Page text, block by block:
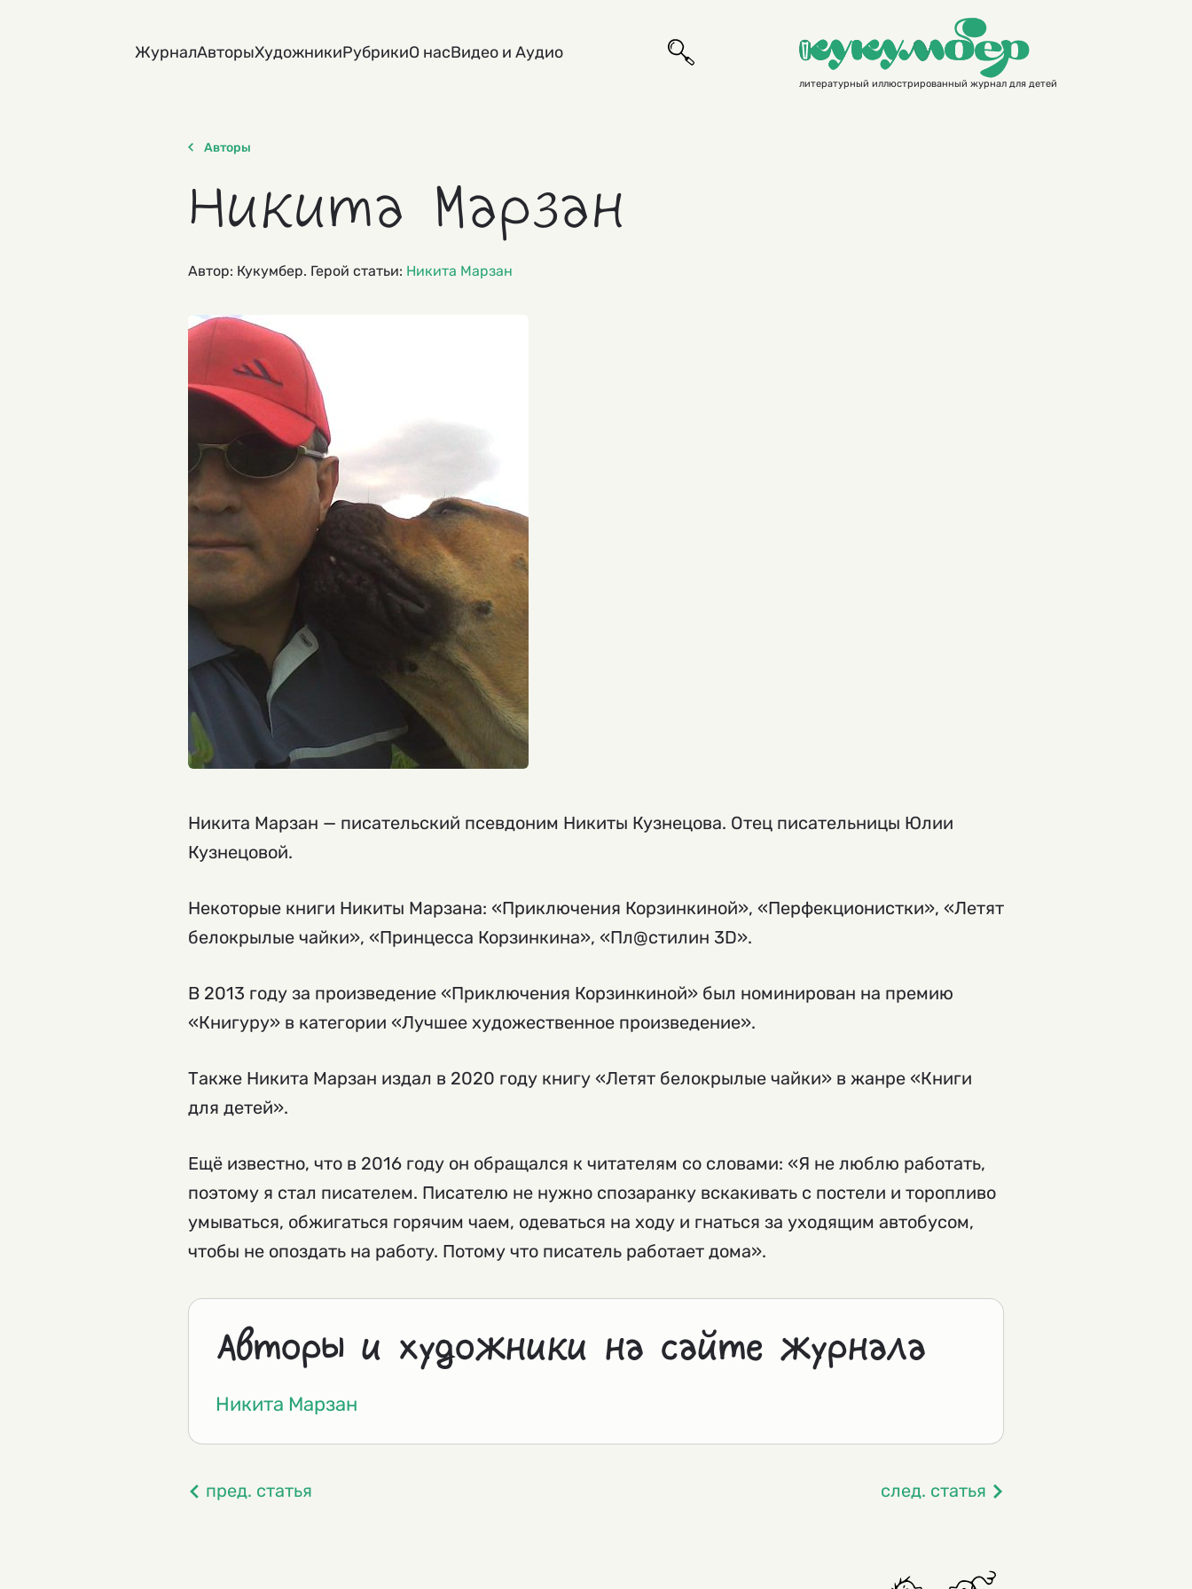
ЖурналАвторыХудожникиРубрикиО насВидео и Аудио
литературный иллюстрированный журнал для детей
Авторы
Никита Марзан
Автор: Кукумбер. Герой статьи: Никита Марзан
Никита Марзан — писательский псевдоним Никиты Кузнецова. Отец писательницы Юлии
Кузнецовой.
Некоторые книги Никиты Марзана: «Приключения Корзинкиной», «Перфекционистки», «Летят
белокрылые чайки», «Принцесса Корзинкина», «Пл@стилин 3D».
В 2013 году за произведение «Приключения Корзинкиной» был номинирован на премию
«Книгуру» в категории «Лучшее художественное произведение».
Также Никита Марзан издал в 2020 году книгу «Летят белокрылые чайки» в жанре «Книги
для детей».
Ещё известно, что в 2016 году он обращался к читателям со словами: «Я не люблю работать,
поэтому я стал писателем. Писателю не нужно спозаранку вскакивать с постели и торопливо
умываться, обжигаться горячим чаем, одеваться на ходу и гнаться за уходящим автобусом,
чтобы не опоздать на работу. Потому что писатель работает дома».
Авторы и художники на сайте журнала
Никита Марзан
пред. статья след. статья